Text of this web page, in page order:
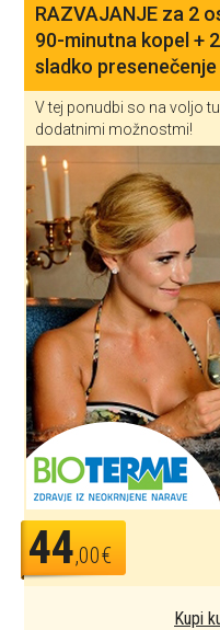
RAZVAJANJE za 2
90-minutna kopel +
sladko presenečenje
V tej ponudbi so na voljo
dodatnimi možnostmi!
44,00€
Kupi